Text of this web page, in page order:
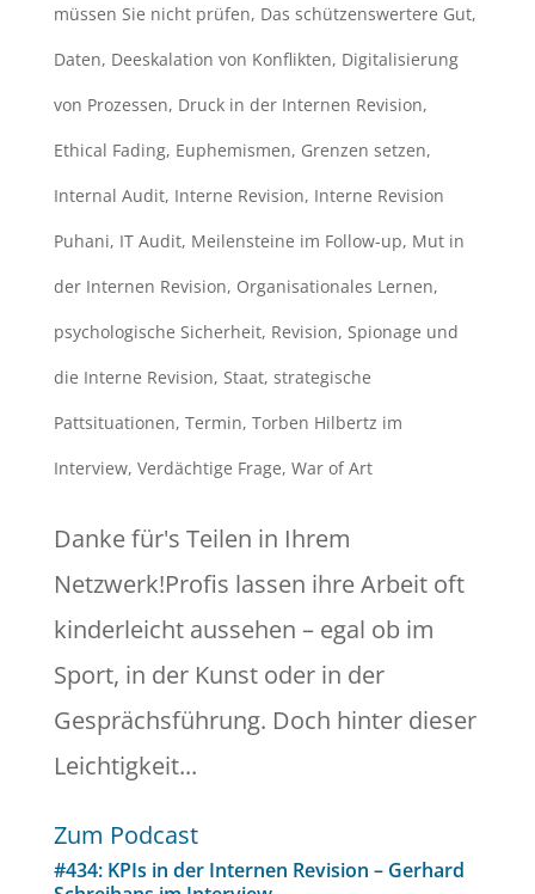
müssen Sie nicht prüfen, Das schützenswertere Gut,
Daten, Deeskalation von Konflikten, Digitalisierung
von Prozessen, Druck in der Internen Revision,
Ethical Fading, Euphemismen, Grenzen setzen,
Internal Audit, Interne Revision, Interne Revision
Puhani, IT Audit, Meilensteine im Follow-up, Mut in
der Internen Revision, Organisationales Lernen,
psychologische Sicherheit, Revision, Spionage und
die Interne Revision, Staat, strategische
Pattsituationen, Termin, Torben Hilbertz im
Interview, Verdächtige Frage, War of Art
Danke für's Teilen in Ihrem
Netzwerk!Profis lassen ihre Arbeit oft
kinderleicht aussehen – egal ob im
Sport, in der Kunst oder in der
Gesprächsführung. Doch hinter dieser
Leichtigkeit...
Zum Podcast
#434: KPIs in der Internen Revision – Gerhard